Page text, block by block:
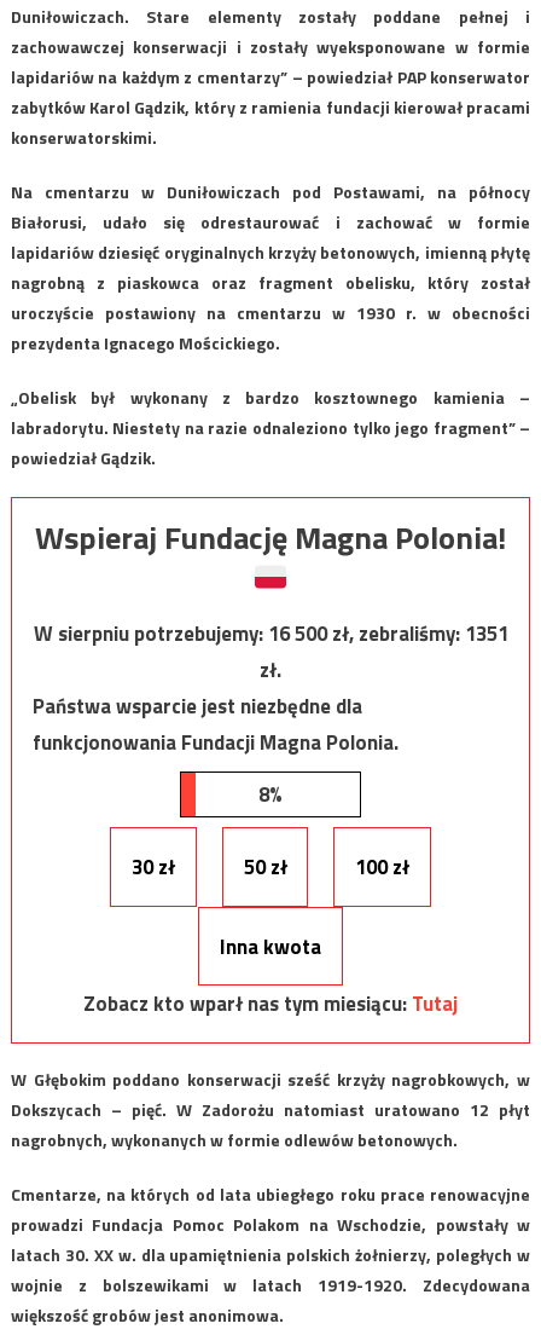
Duniłowiczach. Stare elementy zostały poddane pełnej i
zachowawczej konserwacji i zostały wyeksponowane w formie
lapidariów na każdym z cmentarzy” – powiedział PAP konserwator
zabytków Karol Gądzik, który z ramienia fundacji kierował pracami
konserwatorskimi.
Na cmentarzu w Duniłowiczach pod Postawami, na północy
Białorusi, udało się odrestaurować i zachować w formie
lapidariów dziesięć oryginalnych krzyży betonowych, imienną płytę
nagrobną z piaskowca oraz fragment obelisku, który został
uroczyście postawiony na cmentarzu w 1930 r. w obecności
prezydenta Ignacego Mościckiego.
„Obelisk był wykonany z bardzo kosztownego kamienia –
labradorytu. Niestety na razie odnaleziono tylko jego fragment” –
powiedział Gądzik.
Wspieraj Fundację Magna Polonia!
W sierpniu potrzebujemy:16 500zł, zebraliśmy:1351
zł.
Państwa wsparcie jest niezbędne dla
funkcjonowania Fundacji Magna Polonia.
8%
30 zł 50 zł 100 zł
Inna kwota
Zobacz kto wparł nas tym miesiącu:Tutaj
W Głębokim poddano konserwacji sześć krzyży nagrobkowych, w
Dokszycach – pięć. W Zadorożu natomiast uratowano 12 płyt
nagrobnych, wykonanych w formie odlewów betonowych.
Cmentarze, na których od lata ubiegłego roku prace renowacyjne
prowadzi Fundacja Pomoc Polakom na Wschodzie, powstały w
latach 30. XX w. dla upamiętnienia polskich żołnierzy, poległych w
wojnie z bolszewikami w latach 1919-1920. Zdecydowana
większość grobów jest anonimowa.